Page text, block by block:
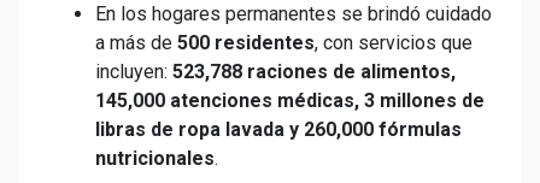
En los hogares permanentes se brindó cuidado
a más de 500 residentes, con servicios que
incluyen: 523,788 raciones de alimentos,
145,000 atenciones médicas, 3 millones de
libras de ropa lavada y 260,000 fórmulas
nutricionales.